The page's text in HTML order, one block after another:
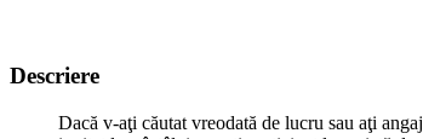
Descriere
Dacă v-aţi căutat vreodată de lucru sau aţi